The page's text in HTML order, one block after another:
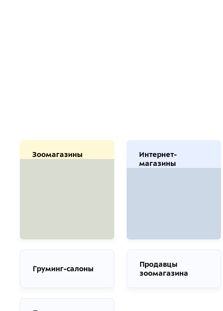
Зоомагазины
Интернет-
магазины
Груминг-салоны
Продавцы
зоомагазина